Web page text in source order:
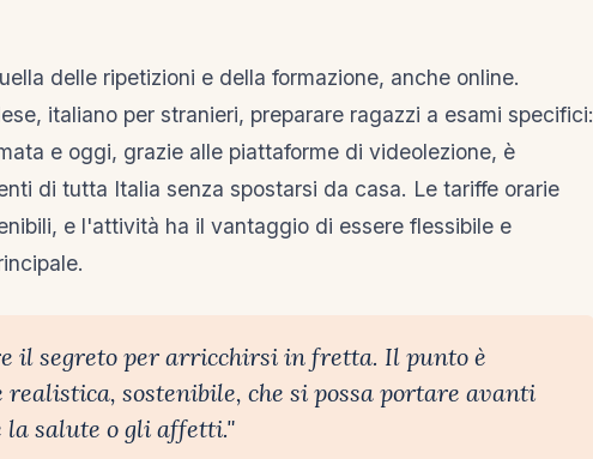
delle ripetizioni e della formazione, anche online.
italiano per stranieri, preparare ragazzi a esami specifici:
e oggi, grazie alle piattaforme di videolezione, è
di tutta Italia senza spostarsi da casa. Le tariffe orarie
e l'attività ha il vantaggio di essere flessibile e
il segreto per arricchirsi in fretta. Il punto è
sostenibile, che si possa portare avanti
la salute o gli affetti."